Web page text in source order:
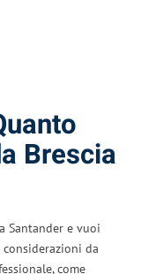
Brescia
a Santander e vuoi
da
come